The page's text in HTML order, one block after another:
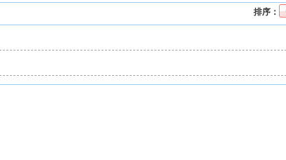
排序：